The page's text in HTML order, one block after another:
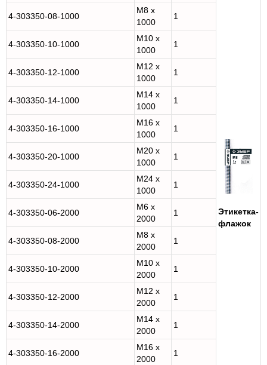
Этикетка-
флажок
4-303350-08-1000
M8 x
1000
1
4-303350-10-1000
M10 x
1000
1
4-303350-12-1000
M12 x
1000
1
4-303350-14-1000
M14 x
1000
1
4-303350-16-1000
M16 x
1000
1
4-303350-20-1000
M20 x
1000
1
4-303350-24-1000
M24 x
1000
1
4-303350-06-2000
M6 x
2000
1
4-303350-08-2000
M8 x
2000
1
4-303350-10-2000
M10 x
2000
1
4-303350-12-2000
M12 x
2000
1
4-303350-14-2000
M14 x
2000
1
4-303350-16-2000
M16 x
2000
1